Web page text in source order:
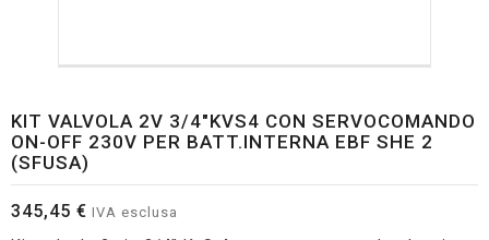
KIT VALVOLA 2V 3/4"KVS4 CON SERVOCOMANDO
ON-OFF 230V PER BATT.INTERNA EBF SHE 2
(SFUSA)
345,45 € IVA esclusa